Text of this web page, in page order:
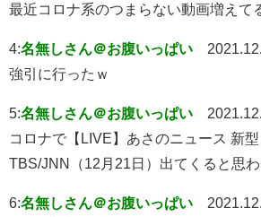
最近コロナ系のつまらない動画増えて
4:名無しさん＠お腹いっぱい
強引に行ったｗ
5:名無しさん＠お腹いっぱい
コロナで【LIVE】あさのニュース 新
TBS/JNN（12月21日）出てくると思
6:名無しさん＠お腹いっぱい